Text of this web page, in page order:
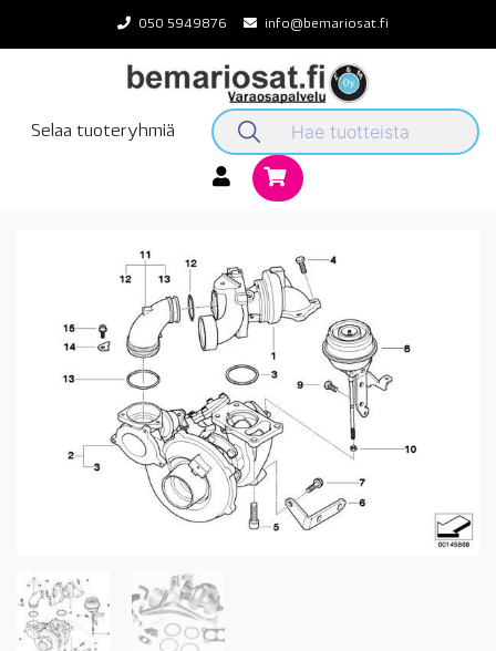
content
050 5949876 info@bemariosat.fi
Selaa tuoteryhmiä